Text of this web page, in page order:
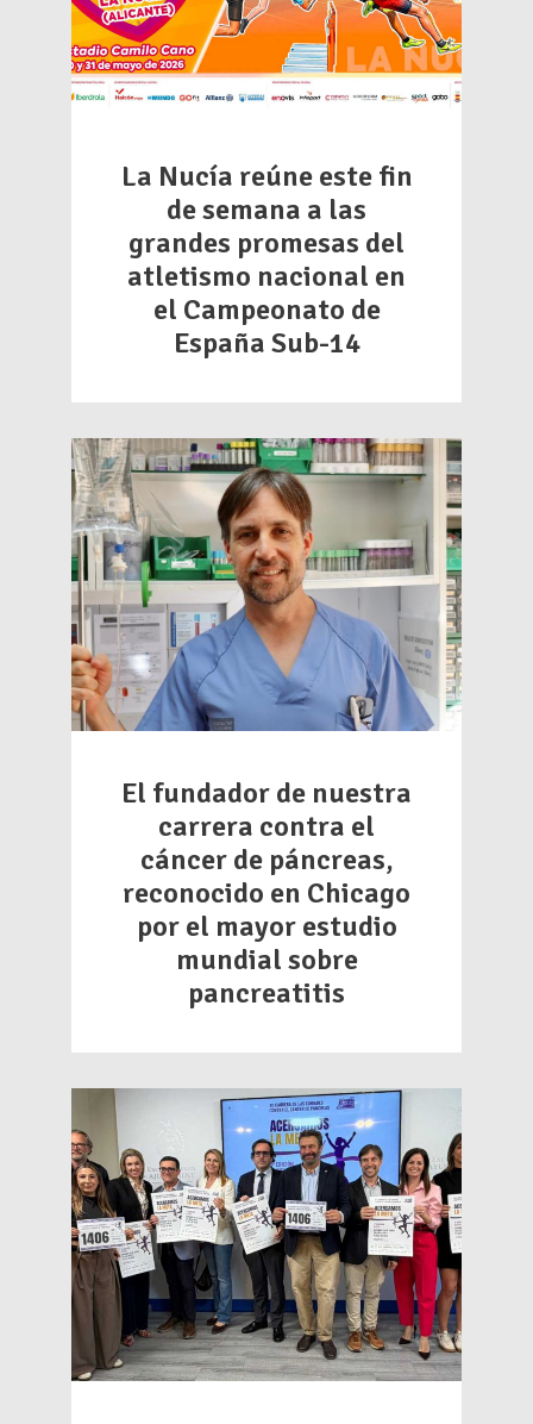
La Nucía reúne este fin
de semana a las
grandes promesas del
atletismo nacional en
el Campeonato de
España Sub-14
El fundador de nuestra
carrera contra el
cáncer de páncreas,
reconocido en Chicago
por el mayor estudio
mundial sobre
pancreatitis